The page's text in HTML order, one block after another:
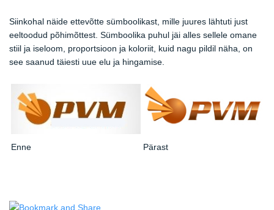
Siinkohal näide ettevõtte sümboolikast, mille juures lähtuti just
eeltoodud põhimõttest. Sümboolika puhul jäi alles sellele omane
stiil ja iseloom, proportsioon ja koloriit, kuid nagu pildil näha, on
see saanud täiesti uue elu ja hingamise.
Enne Pärast